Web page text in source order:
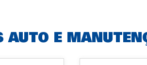
AUTO E